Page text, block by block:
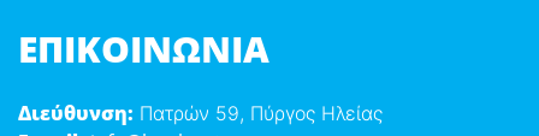
ΕΠΙΚΟΙΝΩΝΊΑ
Διεύθυνση: Πατρών 59, Πύργος Ηλείας